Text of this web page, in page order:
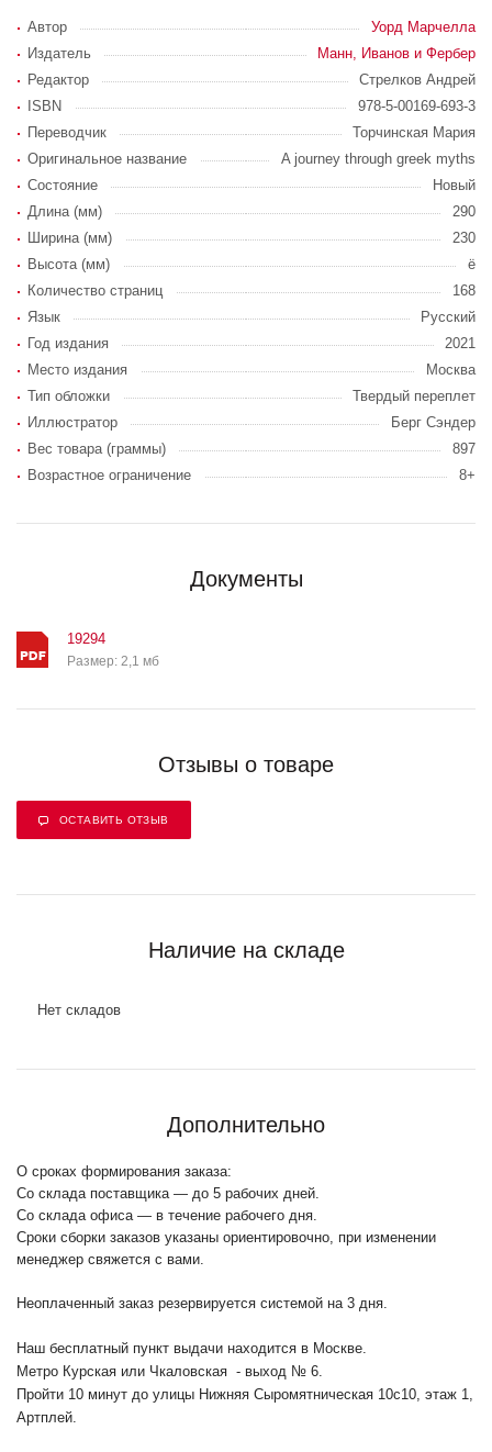
Автор
Уорд Марчелла
Издатель
Манн, Иванов и Фербер
Редактор
Стрелков Андрей
ISBN
978-5-00169-693-3
Переводчик
Торчинская Мария
Оригинальное название
A journey through greek myths
Состояние
Новый
Длина (мм)
290
Ширина (мм)
230
Высота (мм)
ё
Количество страниц
168
Язык
Русский
Год издания
2021
Место издания
Москва
Тип обложки
Твердый переплет
Иллюстратор
Берг Сэндер
Вес товара (граммы)
897
Возрастное ограничение
8+
Документы
19294
Размер: 2,1 мб
Отзывы о товаре
ОСТАВИТЬ ОТЗЫВ
Наличие на складе
Нет складов
Дополнительно
О сроках формирования заказа:
Со склада поставщика — до 5 рабочих дней.
Со склада офиса — в течение рабочего дня.
Сроки сборки заказов указаны ориентировочно, при изменении
менеджер свяжется с вами.
Неоплаченный заказ резервируется системой на 3 дня.
Наш бесплатный пункт выдачи находится в Москве.
Метро Курская или Чкаловская - выход № 6.
Пройти 10 минут до улицы Нижняя Сыромятническая 10с10, этаж 1,
Артплей.